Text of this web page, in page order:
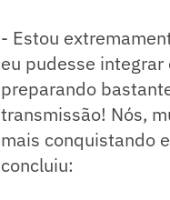
- Estou
eu pudesse
preparando
transmissão! Nós,
mais conquistando
concluiu: